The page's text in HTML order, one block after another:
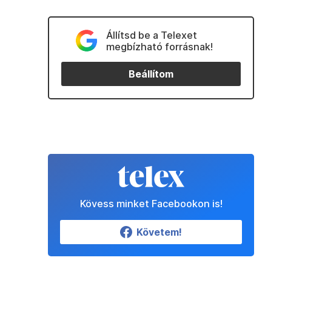
Állítsd be a Telexet
megbízható forrásnak!
Beállítom
Kövess minket Facebookon is!
Követem!